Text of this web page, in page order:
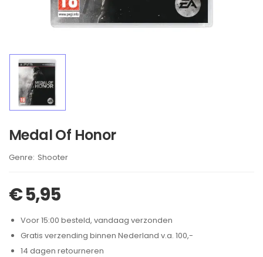
Medal Of Honor
Brand:
Shooter
€5,95
Voor 15:00 besteld, vandaag verzonden
Gratis verzending binnen Nederland v.a. 100,-
14 dagen retourneren